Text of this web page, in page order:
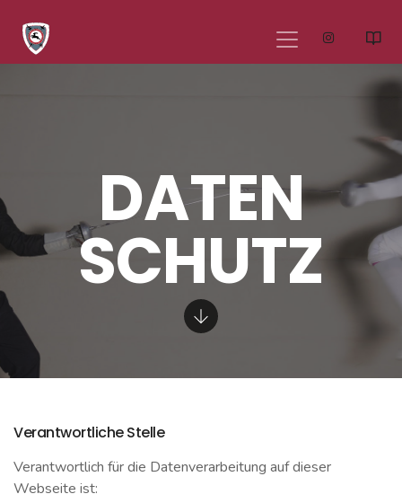
DATEN
SCHUTZ
Verantwortliche Stelle
Verantwortlich für die Datenverarbeitung auf dieser
Webseite ist: